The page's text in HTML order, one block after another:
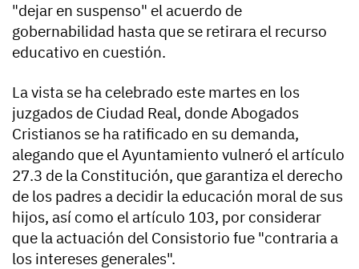
"dejar en suspenso" el acuerdo de
gobernabilidad hasta que se retirara el recurso
educativo en cuestión.
La vista se ha celebrado este martes en los
juzgados de Ciudad Real, donde Abogados
Cristianos se ha ratificado en su demanda,
alegando que el Ayuntamiento vulneró el artículo
27.3 de la Constitución, que garantiza el derecho
de los padres a decidir la educación moral de sus
hijos, así como el artículo 103, por considerar
que la actuación del Consistorio fue "contraria a
los intereses generales".